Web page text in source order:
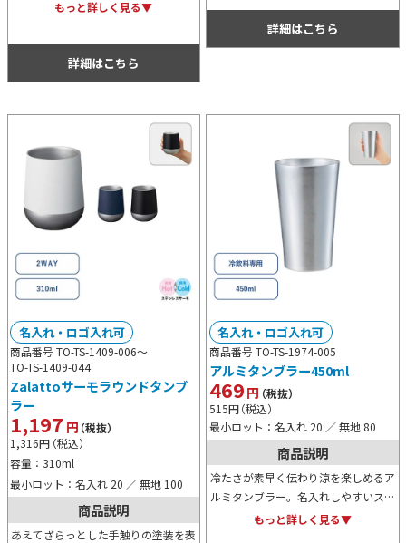
のコーヒーを手軽に作れます。
もっと詳しく見る▼
詳細はこちら
ゃれな化粧箱入りで、記念品にもぴっ
詳細はこちら
商品番号 TO-TS-1409-006～
TO-TS-1409-044
Zalattoサーモラウンドタンブ
ラー
1,197 円（税抜）
1,316円（税込）
容量：310ml
最小ロット：名入れ 20 ／ 無地 100
名入れ・ロゴ入れ可
商品説明
あえてざらっとした手触りの塗装を表
商品番号 TO-TS-1974-005
アルミタンブラー450ml
469円（税抜）
515円（税込）
最小ロット：名入れ 20 ／ 無地 80
名入れ・ロゴ入れ可
商品説明
冷たさが素早く伝わり涼を楽しめるア
ルミタンブラー。名入れしやすいスト
レート形状で、飲食店からエンタメ案
もっと詳しく見る▼